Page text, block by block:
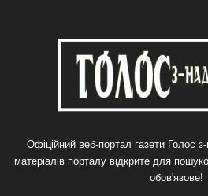
Офіційний веб-портал газети Голос
матеріалів порталу відкрите для
обов'язове!